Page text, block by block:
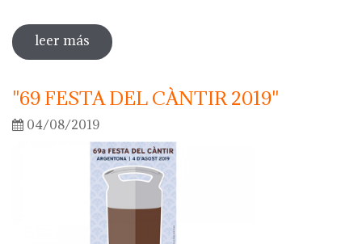
leer más sobre abrimos el museo el 2 de junio
"69 FESTA DEL CÀNTIR 2019"
04/08/2019